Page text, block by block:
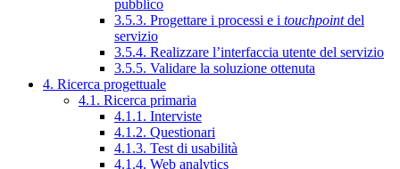
pubblico
3.5.3. Progettare i processi e i touchpointdel
servizio
3.5.4. Realizzare l’interfaccia utente del servizio
3.5.5. Validare la soluzione ottenuta
4. Ricerca progettuale
4.1. Ricerca primaria
4.1.1. Interviste
4.1.2. Questionari
4.1.3. Test di usabilità
4.1.4. Web analytics